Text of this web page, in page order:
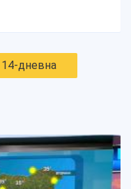
14-дневна